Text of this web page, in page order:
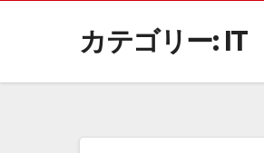
カテゴリー: IT